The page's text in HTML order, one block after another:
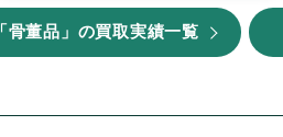
「骨董品」の買取実績一覧